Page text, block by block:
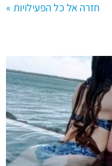
חזרה אל כל הפעילויות »